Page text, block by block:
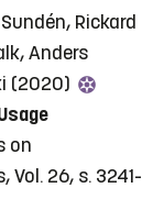
Rickard
Anders
(2020)
on
26, s. 3241-